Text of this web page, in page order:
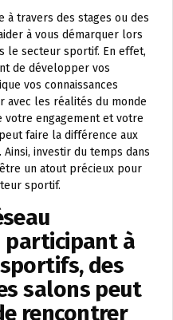
à travers des stages ou des
à vous démarquer lors
le secteur sportif. En effet,
de développer vos
vos connaissances
avec les réalités du monde
votre engagement et votre
faire la différence aux
investir du temps dans
un atout précieux pour
sportif.
participant à
des
salons peut
rencontrer